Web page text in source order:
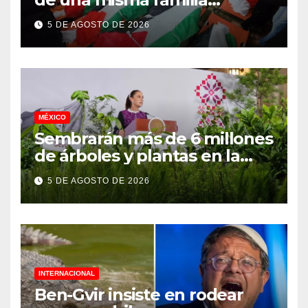
asesinados durante el
genocidio
5 DE AGOSTO DE 2026
MÉXICO
Sembrarán más de 6 millones
de árboles y plantas en la
Jornada Nacional de
Reforestación 2026
5 DE AGOSTO DE 2026
INTERNACIONAL
Ben-Gvir insiste en rodear